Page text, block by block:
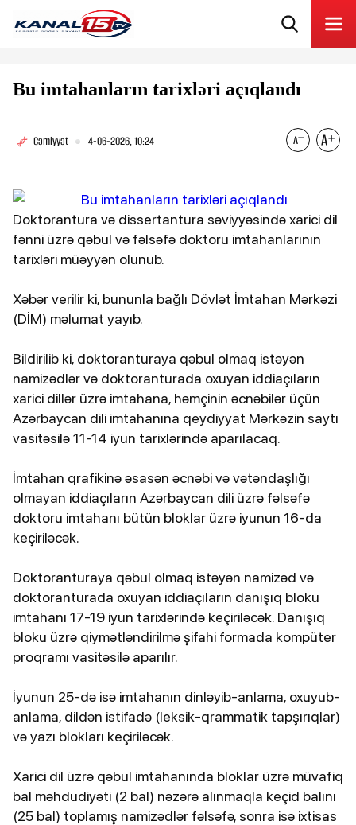
Bu imtahanların tarixləri açıqlandı
Cəmiyyət 4-06-2026, 10:24
Doktorantura və dissertantura səviyyəsində xarici dil
fənni üzrə qəbul və fəlsəfə doktoru imtahanlarının
tarixləri müəyyən olunub.
Xəbər verilir ki, bununla bağlı Dövlət İmtahan Mərkəzi
(DİM) məlumat yayıb.
Bildirilib ki, doktoranturaya qəbul olmaq istəyən
namizədlər və doktoranturada oxuyan iddiaçıların
xarici dillər üzrə imtahana, həmçinin əcnəbilər üçün
Azərbaycan dili imtahanına qeydiyyat Mərkəzin saytı
vasitəsilə 11-14 iyun tarixlərində aparılacaq.
İmtahan qrafikinə əsasən əcnəbi və vətəndaşlığı
olmayan iddiaçıların Azərbaycan dili üzrə fəlsəfə
doktoru imtahanı bütün bloklar üzrə iyunun 16-da
keçiriləcək.
Doktoranturaya qəbul olmaq istəyən namizəd və
doktoranturada oxuyan iddiaçıların danışıq bloku
imtahanı 17-19 iyun tarixlərində keçiriləcək. Danışıq
bloku üzrə qiymətləndirilmə şifahi formada kompüter
proqramı vasitəsilə aparılır.
İyunun 25-də isə imtahanın dinləyib-anlama, oxuyub-
anlama, dildən istifadə (leksik-qrammatik tapşırıqlar)
və yazı blokları keçiriləcək.
Xarici dil üzrə qəbul imtahanında bloklar üzrə müvafiq
bal məhdudiyəti (2 bal) nəzərə alınmaqla keçid balını
(25 bal) toplamış namizədlər fəlsəfə, sonra isə ixtisas